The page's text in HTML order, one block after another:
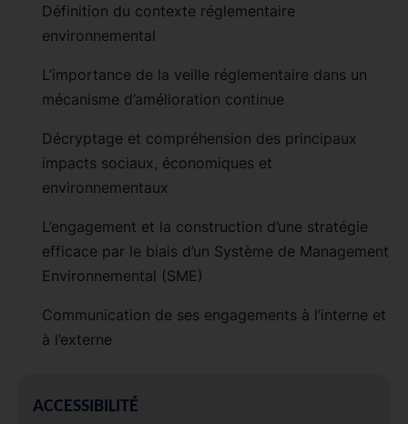
Définition du contexte réglementaire
environnemental
L’importance de la veille réglementaire dans un
mécanisme d’amélioration continue
Décryptage et compréhension des principaux
impacts sociaux, économiques et
environnementaux
L’engagement et la construction d’une stratégie
efficace par le biais d’un Système de Management
Environnemental (SME)
Communication de ses engagements à l’interne et
à l’externe
ACCESSIBILITÉ